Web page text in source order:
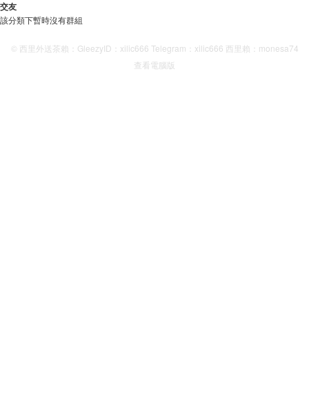
交友
該分類下暫時沒有群組
© 西里外送茶賴：GleezyID：xilic666 Telegram：xilic666 西里賴：monesa74
查看電腦版